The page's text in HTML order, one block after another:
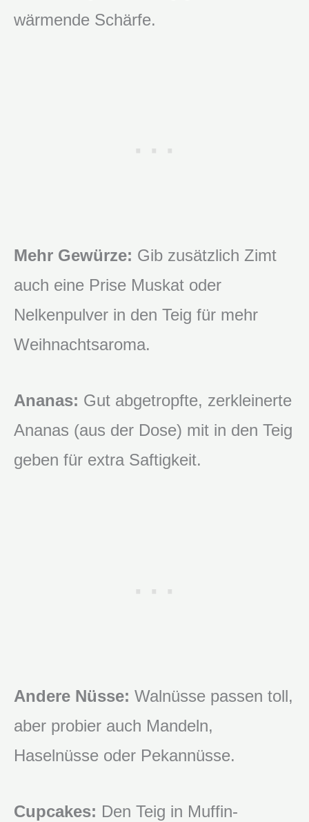
wärmende Schärfe.
Mehr Gewürze: Gib zusätzlich Zimt
auch eine Prise Muskat oder
Nelkenpulver in den Teig für mehr
Weihnachtsaroma.
Ananas: Gut abgetropfte, zerkleinerte
Ananas (aus der Dose) mit in den Teig
geben für extra Saftigkeit.
Andere Nüsse: Walnüsse passen toll,
aber probier auch Mandeln,
Haselnüsse oder Pekannüsse.
Cupcakes: Den Teig in Muffin-